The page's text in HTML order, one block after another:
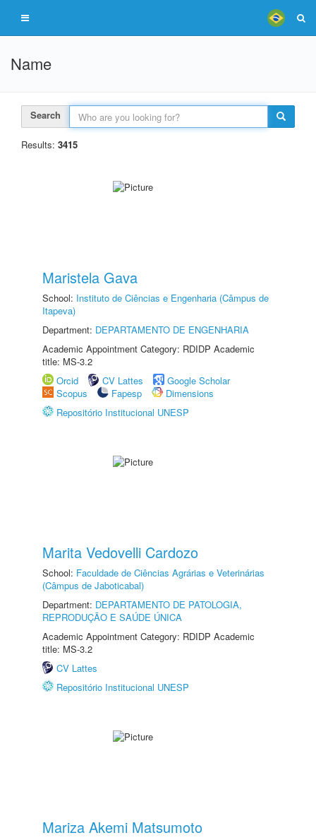
Name
Search
Results: 3415
Maristela Gava
School: Instituto de Ciências e Engenharia (Câmpus de
Itapeva)
Department: DEPARTAMENTO DE ENGENHARIA
Academic Appointment Category: RDIDP Academic
title: MS-3.2
Orcid
CV Lattes
Google Scholar
Scopus
Fapesp
Dimensions
Repositório Institucional UNESP
Marita Vedovelli Cardozo
School: Faculdade de Ciências Agrárias e Veterinárias
(Câmpus de Jaboticabal)
Department: DEPARTAMENTO DE PATOLOGIA,
REPRODUÇÃO E SAÚDE ÚNICA
Academic Appointment Category: RDIDP Academic
title: MS-3.2
CV Lattes
Repositório Institucional UNESP
Mariza Akemi Matsumoto